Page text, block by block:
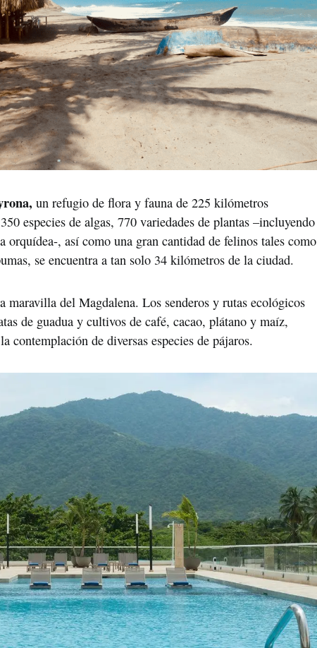
un refugio de flora y fauna de 225 kilómetros
especies de algas, 770 variedades de plantas –incluyendo
, así como una gran cantidad de felinos tales como
se encuentra a tan solo 34 kilómetros de la ciudad.
maravilla del Magdalena. Los senderos y rutas ecológicos
de guadua y cultivos de café, cacao, plátano y maíz,
contemplación de diversas especies de pájaros.